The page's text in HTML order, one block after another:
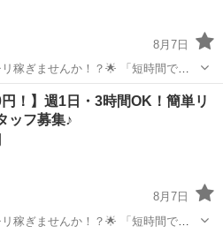
8月7日
んか！？🌟 「短時間でし
増やしたい」 そんな方におすすめの
8501】まで今すぐTEL、SMSを...
タッフ
円！】週1日・3時間OK！簡単リ
ッフ募集♪
8月7日
んか！？🌟 「短時間でし